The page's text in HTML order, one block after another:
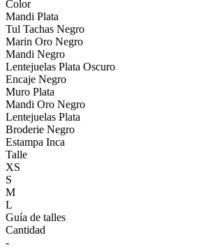
Color
Mandi Plata
Tul Tachas Negro
Marin Oro Negro
Mandi Negro
Lentejuelas Plata Oscuro
Encaje Negro
Muro Plata
Mandi Oro Negro
Lentejuelas Plata
Broderie Negro
Estampa Inca
Talle
XS
S
M
L
Guía de talles
Cantidad
-